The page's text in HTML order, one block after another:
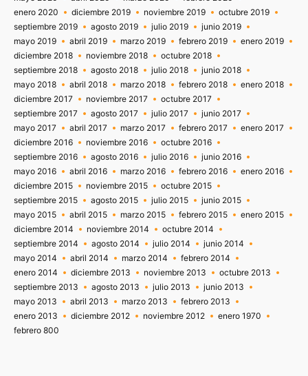
enero 2020
diciembre 2019 noviembre 2019
octubre 2019
septiembre 2019
agosto 2019 julio 2019
junio 2019
mayo 2019
abril 2019 marzo 2019 febrero 2019
enero 2019
diciembre 2018
noviembre 2018
octubre 2018
septiembre 2018
agosto 2018 julio 2018
junio 2018
mayo 2018
abril 2018 marzo 2018 febrero 2018
enero 2018
diciembre 2017
noviembre 2017
octubre 2017
septiembre 2017
agosto 2017 julio 2017
junio 2017
mayo 2017
abril 2017 marzo 2017 febrero 2017
enero 2017
diciembre 2016
noviembre 2016
octubre 2016
septiembre 2016
agosto 2016 julio 2016
junio 2016
mayo 2016
abril 2016 marzo 2016 febrero 2016
enero 2016
diciembre 2015
noviembre 2015
octubre 2015
septiembre 2015
agosto 2015 julio 2015
junio 2015
mayo 2015
abril 2015 marzo 2015 febrero 2015
enero 2015
diciembre 2014
noviembre 2014
octubre 2014
septiembre 2014
agosto 2014 julio 2014
junio 2014
mayo 2014
abril 2014 marzo 2014
febrero 2014
enero 2014
diciembre 2013 noviembre 2013
octubre 2013
septiembre 2013
agosto 2013 julio 2013
junio 2013
mayo 2013
abril 2013 marzo 2013
febrero 2013
enero 2013
diciembre 2012 noviembre 2012
enero 1970
febrero 800